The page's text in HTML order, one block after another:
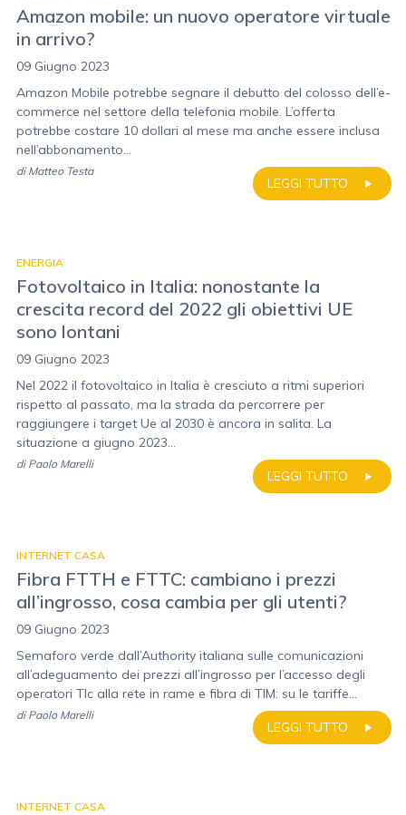
Amazon mobile: un nuovo operatore virtuale
in arrivo?
09 Giugno 2023
Amazon Mobile potrebbe segnare il debutto del colosso dell’e-
commerce nel settore della telefonia mobile. L’offerta
potrebbe costare 10 dollari al mese ma anche essere inclusa
nell’abbonamento...
LEGGI TUTTO
di Matteo Testa
ENERGIA
Fotovoltaico in Italia: nonostante la
crescita record del 2022 gli obiettivi UE
sono lontani
09 Giugno 2023
Nel 2022 il fotovoltaico in Italia è cresciuto a ritmi superiori
rispetto al passato, ma la strada da percorrere per
raggiungere i target Ue al 2030 è ancora in salita. La
situazione a giugno 2023...
LEGGI TUTTO
di Paolo Marelli
INTERNET CASA
Fibra FTTH e FTTC: cambiano i prezzi
all’ingrosso, cosa cambia per gli utenti?
09 Giugno 2023
Semaforo verde dall’Authority italiana sulle comunicazioni
all’adeguamento dei prezzi all’ingrosso per l’accesso degli
operatori Tlc alla rete in rame e fibra di TIM: su le tariffe...
LEGGI TUTTO
di Paolo Marelli
INTERNET CASA